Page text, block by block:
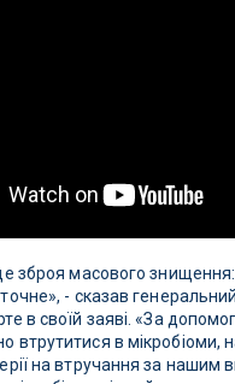
зброя масового
- сказав
в своїй заяві. «За
втрутитися в мікробіоми,
на втручання за нашим